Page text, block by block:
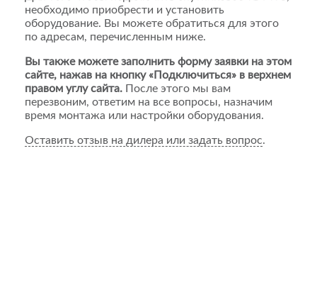
необходимо приобрести и установить
оборудование. Вы можете обратиться для этого
по адресам, перечисленным ниже.
Вы также можете заполнить форму заявки на этом
сайте, нажав на кнопку «Подключиться» в верхнем
правом углу сайта. После этого мы вам
перезвоним, ответим на все вопросы, назначим
время монтажа или настройки оборудования.
Оставить отзыв на дилера или задать вопрос.